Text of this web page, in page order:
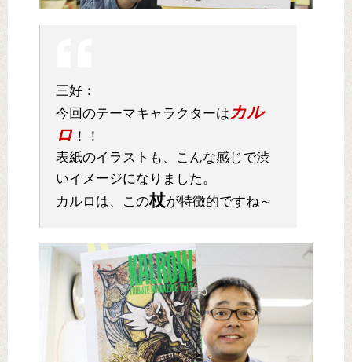
三好：
今回のテーマキャラクターは カル
ロ ！！
表紙のイラストも、こんな感じで渋
いイメージになりました。
カルロは、この杖が特徴的ですね～